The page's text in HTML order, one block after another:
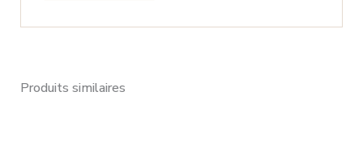
Produits similaires